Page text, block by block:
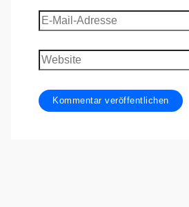
E-
Mail-
Adresse
Website